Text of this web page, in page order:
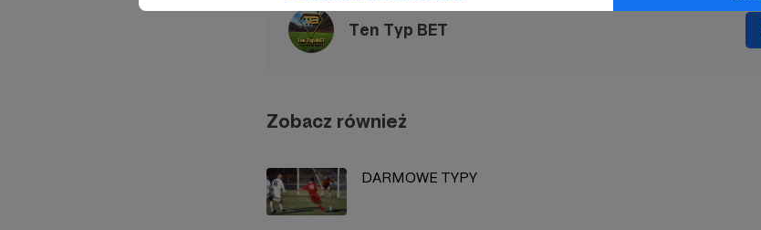
Ten Typ BET
Zobacz również
DARMOWE TYPY